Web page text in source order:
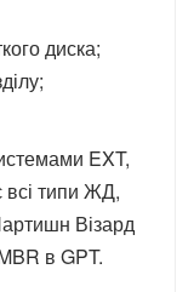
диска;
EXT,
всі типи ЖД,
Візард
в GPT.